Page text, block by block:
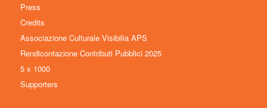
Press
Credits
Associazione Culturale Visibilia APS
Rendicontazione Contributi Pubblici 2025
5 x 1000
Supporters